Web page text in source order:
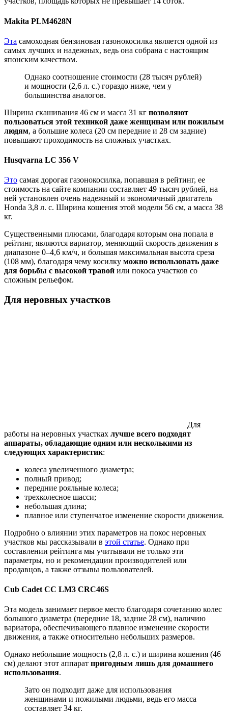
Makita PLM4628N
Эта самоходная бензиновая газонокосилка является одной из
самых лучших и надежных, ведь она собрана с настоящим
японским качеством.
Однако соотношение стоимости (28 тысяч рублей)
и мощности (2,6 л. с.) гораздо ниже, чем у
большинства аналогов.
Ширина скашивания 46 см и масса 31 кг позволяют
пользоваться этой техникой даже женщинам или пожилым
людям, а большие колеса (20 см передние и 28 см задние)
повышают проходимость на сложных участках.
Husqvarna LC 356 V
Это самая дорогая газонокосилка, попавшая в рейтинг, ее
стоимость на сайте компании составляет 49 тысяч рублей, на
ней установлен очень надежный и экономичный двигатель
Honda 3,8 л. с. Ширина кошения этой модели 56 см, а масса 38
кг.
Существенными плюсами, благодаря которым она попала в
рейтинг, являются вариатор, меняющий скорость движения в
диапазоне 0–4,6 км/ч, и большая максимальная высота среза
(108 мм), благодаря чему косилку можно использовать даже
для борьбы с высокой травой или покоса участков со
сложным рельефом.
Для неровных участков
Для
работы на неровных участках лучше всего подходят
аппараты, обладающие одним или несколькими из
следующих характеристик:
колеса увеличенного диаметра;
полный привод;
передние рояльные колеса;
трехколесное шасси;
небольшая длина;
плавное или ступенчатое изменение скорости движения.
Подробно о влиянии этих параметров на покос неровных
участков мы рассказывали в этой статье. Однако при
составлении рейтинга мы учитывали не только эти
параметры, но и рекомендации производителей или
продавцов, а также отзывы пользователей.
Cub Cadet CC LM3 CRC46S
Эта модель занимает первое место благодаря сочетанию колес
большого диаметра (передние 18, задние 28 см), наличию
вариатора, обеспечивающего плавное изменение скорости
движения, а также относительно небольших размеров.
Однако небольшие мощность (2,8 л. с.) и ширина кошения (46
см) делают этот аппарат пригодным лишь для домашнего
использования.
Зато он подходит даже для использования
женщинами и пожилыми людьми, ведь его масса
составляет 34 кг.